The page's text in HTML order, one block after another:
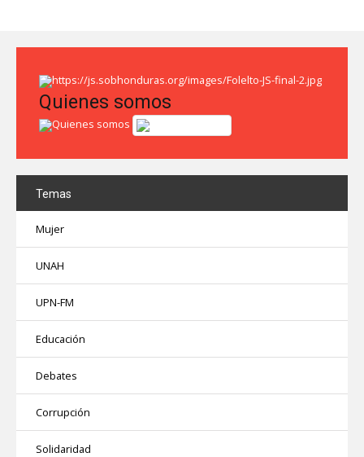
Quienes somos
Temas
Mujer
UNAH
UPN-FM
Educación
Debates
Corrupción
Solidaridad